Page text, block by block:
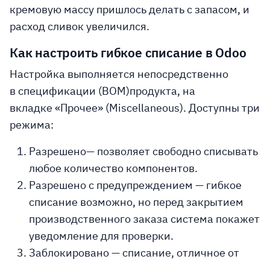
кремовую массу пришлось делать с запасом, и
расход сливок увеличился.
Как настроить гибкое списание в Odoo
Настройка выполняется непосредственно
в спецификации (BOM)продукта, на
вкладке «Прочее» (Miscellaneous). Доступны три
режима:
Разрешено— позволяет свободно списывать
любое количество компонентов.
Разрешено с предупреждением — гибкое
списание возможно, но перед закрытием
производственного заказа система покажет
уведомление для проверки.
Заблокировано— списание, отличное от